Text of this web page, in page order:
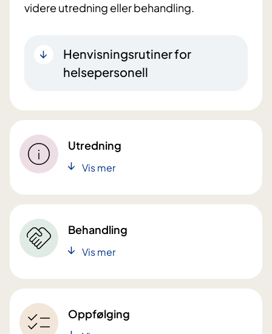
videre utredning eller behandling.
Henvisningsrutiner for
helsepersonell
Utredning
Vis mer
Behandling
Vis mer
Oppfølging